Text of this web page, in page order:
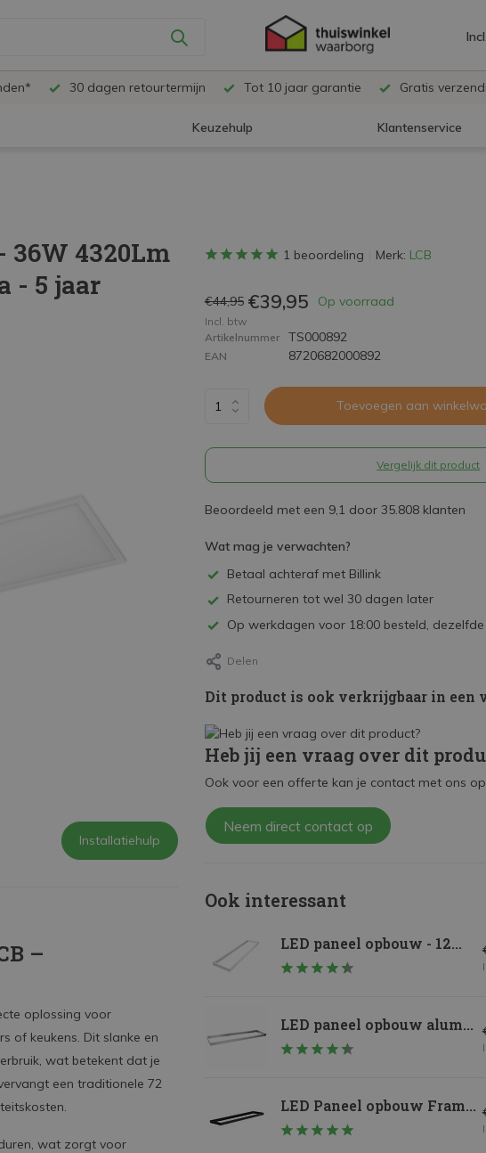
Incl.
30 dagen retourtermijn Tot 10 jaar garantie Gratis
Keuzehulp Klantenservice
36W 4320Lm
- 5 jaar
Installatiehulp
–
oplossing voor
of keukens. Dit slanke en
wat betekent dat je
een traditionele 72
wat zorgt voor
1 beoordeling Merk: LCB
€44,95 €39,95 Op voorraad
Incl. btw
Artikelnummer
TS000892
EAN 8720682000892
Toevoegen aan
Vergelijk dit product
Beoordeeld met een 9,1 door 35.808 klanten
Wat mag je verwachten?
Betaal achteraf met Billink
Retourneren tot wel 30 dagen later
Op werkdagen voor 18:00 besteld,
Delen
Dit product is ook verkrijgbaar in een
Heb jij een vraag over dit
Ook voor een offerte kan je contact met ons
Neem direct contact op
Ook interessant
LED paneel opbouw - 12...
LED paneel opbouw alum...
LED Paneel opbouw Fram...